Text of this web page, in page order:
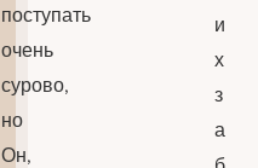
поступать
очень
сурово,
но
Он,
и
х
з
а